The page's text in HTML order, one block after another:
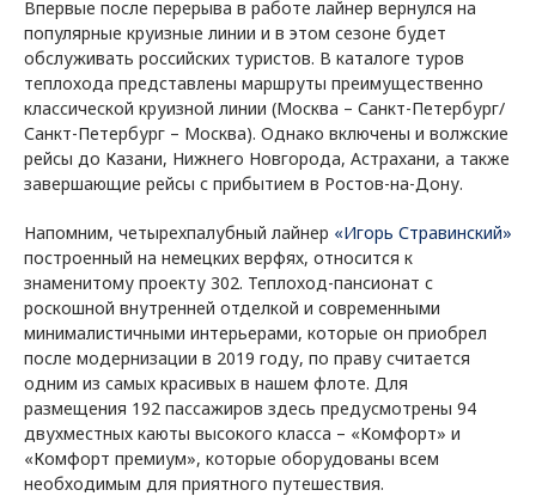
Впервые после перерыва в работе лайнер вернулся на
популярные круизные линии и в этом сезоне будет
обслуживать российских туристов. В каталоге туров
теплохода представлены маршруты преимущественно
классической круизной линии (Москва – Санкт-Петербург/
Санкт-Петербург – Москва). Однако включены и волжские
рейсы до Казани, Нижнего Новгорода, Астрахани, а также
завершающие рейсы с прибытием в Ростов-на-Дону.
Напомним, четырехпалубный лайнер «Игорь Стравинский»
построенный на немецких верфях, относится к
знаменитому проекту 302. Теплоход-пансионат с
роскошной внутренней отделкой и современными
минималистичными интерьерами, которые он приобрел
после модернизации в 2019 году, по праву считается
одним из самых красивых в нашем флоте. Для
размещения 192 пассажиров здесь предусмотрены 94
двухместных каюты высокого класса – «Комфорт» и
«Комфорт премиум», которые оборудованы всем
необходимым для приятного путешествия.